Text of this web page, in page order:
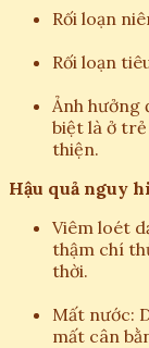
Rối loạn
Rối loạn
Ảnh hưởng
biệt là ở
thiện.
Hậu quả nguy
Viêm loét
thậm chí
thời.
Mất nước:
mất cân